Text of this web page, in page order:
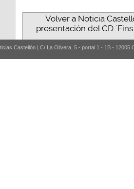
Volver a Noticia
presentación del CD
Castellón | C/ La Olivera, 5 - portal 1 - 1B - 12005